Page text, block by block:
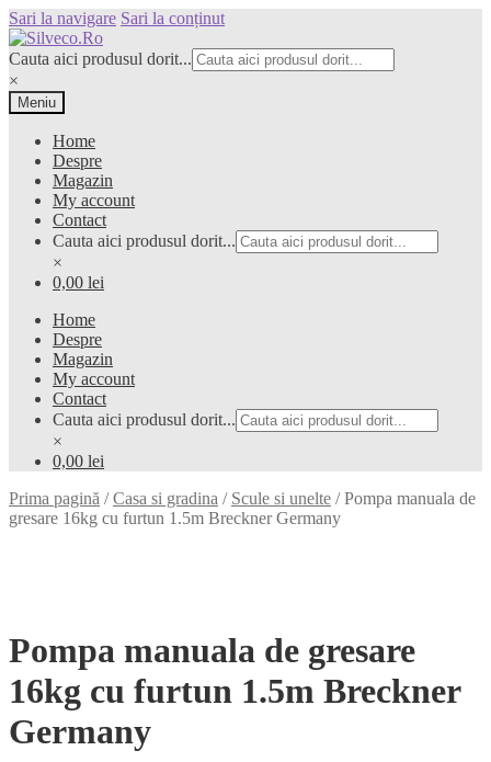
Sari la navigare Sari la conținut
Cauta aici produsul dorit...
×
Meniu
Home
Despre
Magazin
My account
Contact
Cauta aici produsul dorit...
×
0,00 lei
Home
Despre
Magazin
My account
Contact
Cauta aici produsul dorit...
×
0,00 lei
Prima pagină /Casa si gradina / Scule si unelte /Pompa manuala de
gresare 16kg cu furtun 1.5m Breckner Germany
Pompa manuala de gresare
16kg cu furtun 1.5m Breckner
Germany